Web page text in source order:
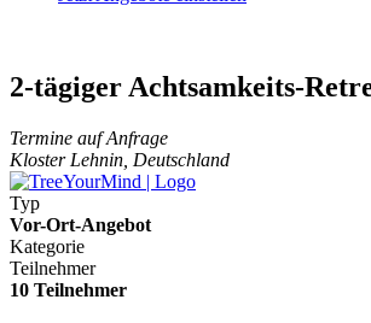
2-tägiger Achtsamkeits-
Termine auf Anfrage
Kloster Lehnin, Deutschland
Typ
Vor-Ort-Angebot
Kategorie
Teilnehmer
10 Teilnehmer